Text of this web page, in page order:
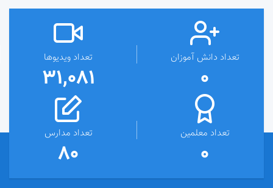
تعداد دانش آموزان
0
تعداد ویدیوها
31,081
تعداد معلمین
0
تعداد مدارس
80